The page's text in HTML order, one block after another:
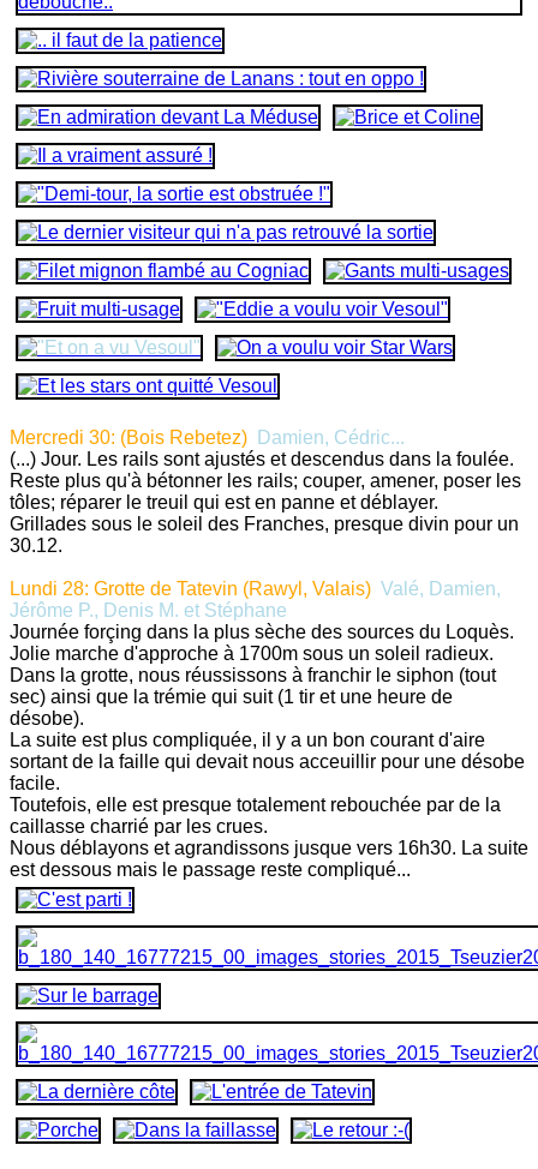
Mercredi 30: (Bois Rebetez)
Damien, Cédric...
(...) Jour. Les rails sont ajustés et descendus dans la foulée.
Reste plus qu'à bétonner les rails; couper, amener, poser les
tôles; réparer le treuil qui est en panne et déblayer.
Grillades sous le soleil des Franches, presque divin pour un
30.12.
Lundi 28: Grotte de Tatevin (Rawyl, Valais) Valé, Damien,
Jérôme P., Denis M. et Stéphane
Journée forçing dans la plus sèche des sources du Loquès.
Jolie marche d'approche à 1700m sous un soleil radieux.
Dans la grotte, nous réussissons à franchir le siphon (tout
sec) ainsi que la trémie qui suit (1 tir et une heure de
désobe).
La suite est plus compliquée, il y a un bon courant d'aire
sortant de la faille qui devait nous acceuillir pour une désobe
facile.
Toutefois, elle est presque totalement rebouchée par de la
caillasse charrié par les crues.
Nous déblayons et agrandissons jusque vers 16h30. La suite
est dessous mais le passage reste compliqué...